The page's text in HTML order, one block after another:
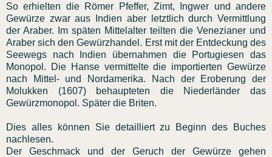
So erhielten die Römer Pfeffer, Zimt, Ingwer und andere
Gewürze zwar aus Indien aber letztlich durch Vermittlung
der Araber. Im späten Mittelalter teilten die Venezianer und
Araber sich den Gewürzhandel. Erst mit der Entdeckung des
Seewegs nach Indien übernahmen die Portugiesen das
Monopol. Die Hanse vermittelte die importierten Gewürze
nach Mittel- und Nordamerika. Nach der Eroberung der
Molukken (1607) behaupteten die Niederländer das
Gewürzmonopol. Später die Briten.
Dies alles können Sie detailliert zu Beginn des Buches
nachlesen.
Der Geschmack und der Geruch der Gewürze gehen